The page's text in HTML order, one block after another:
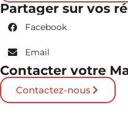
Partager sur vos
Facebook
Email
Contacter votre
Contactez-nous